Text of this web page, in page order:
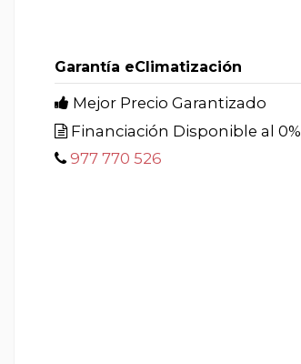
Garantía eClimatización
Mejor Precio Garantizado
Financiación Disponible al 0%
977 770 526